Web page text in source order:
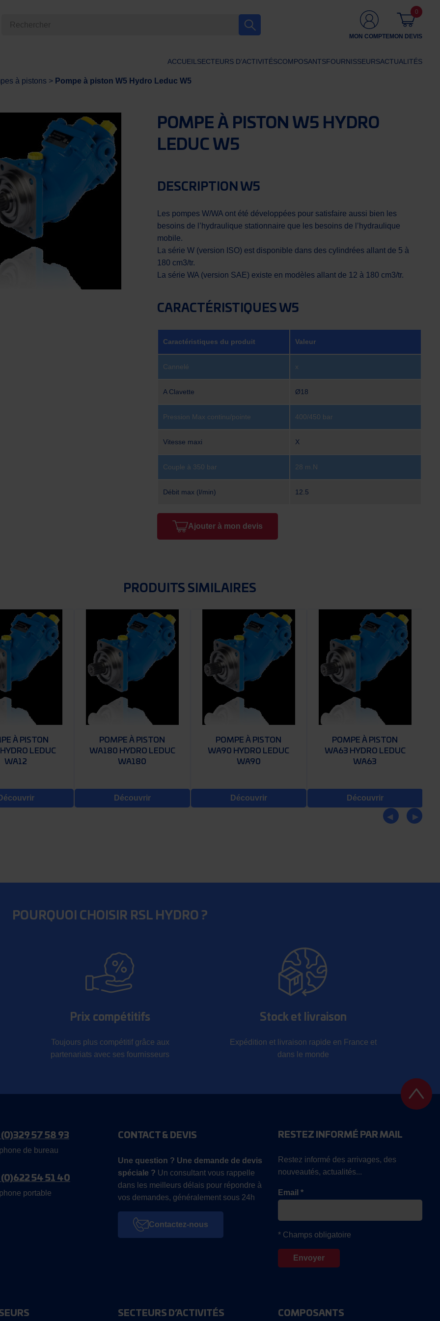
MON COMPTEMON DEVIS
0
ACCUEIL SECTEURS D’ACTIVITÉSCOMPOSANTSFOURNISSEURSACTUALITÉS
à pistons > Pompe à piston W5 Hydro Leduc W5
POMPE À PISTON W5 HYDRO
LEDUC W5
DESCRIPTION W5
Les pompes W/WA ont été développées pour satisfaire aussi bien les
besoins de l’hydraulique stationnaire que les besoins de l’hydraulique
mobile.
La série W (version ISO) est disponible dans des cylindrées allant de 5 à
180 cm3/tr.
La série WA (version SAE) existe en modèles allant de 12 à 180 cm3/tr.
CARACTÉRISTIQUES W5
Caractéristiques du produit Valeur
Cannelé x
A Clavette Ø18
Pression Max continu/pointe 400/450 bar
Vitesse maxi X
Couple à 350 bar 28 m.N
Débit max (l/min) 12.5
Ajouter à mon devis
PRODUITS SIMILAIRES
À PISTON
LEDUC
WA12
POMPE À PISTON
WA180 HYDRO LEDUC
WA180
Découvrir
POMPE À PISTON
WA90 HYDRO LEDUC
WA90
Découvrir
POMPE À PISTON
WA63 HYDRO LEDUC
WA63
Découvrir
POURQUOI CHOISIR RSL HYDRO ?
Prix compétitifs
Toujours plus compétitif grâce aux
partenariats avec ses fournisseurs
Stock et livraison
Expédition et livraison rapide en France et
dans le monde
(0)329 57 58 93
de bureau
(0)622 54 51 40
portable
CONTACT & DEVIS
Une question ? Une demande de devis
spéciale ? Un consultant vous rappelle
dans les meilleurs délais pour répondre à
vos demandes, généralement sous 24h
Contactez-nous
RESTEZ INFORMÉ PAR MAIL
Restez informé des arrivages, des
nouveautés, actualités...
Email *
* Champs obligatoire
SECTEURS D’ACTIVITÉS COMPOSANTS